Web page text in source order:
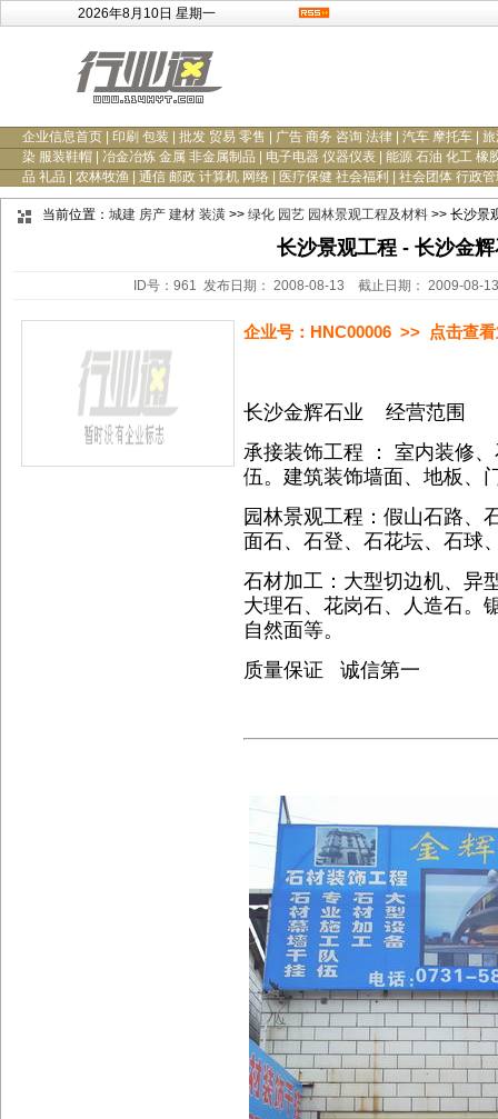
2026年8月10日 星期一
企业信息首页 印刷 包装 批发 贸易 零售 广告 商务 咨询 法律 汽车 摩托车
旅
染 服装鞋帽
冶金冶炼 金属 非金属制品 电子电器 仪器仪表
能源 石油 化工 橡
品 礼品
农林牧渔 通信 邮政 计算机 网络 医疗保健 社会福利 社会团体 行政
当前位置： 城建 房产 建材 装潢 >> 绿化 园艺 园林景观工程及材料 >> 长沙景
长沙景观工程 - 长沙金
ID号：961 发布日期： 2008-08-13 截止日期： 2009-08-
企业号：HNC00006 >> 点击查
长沙金辉石业 经营范围
承接装饰工程 ： 室内装修
伍。建筑装饰墙面、地板、
园林景观工程：假山石路、
面石、石登、石花坛、石球
石材加工：大型切边机、异
大理石、花岗石、人造石。
自然面等。
质量保证 诚信第一